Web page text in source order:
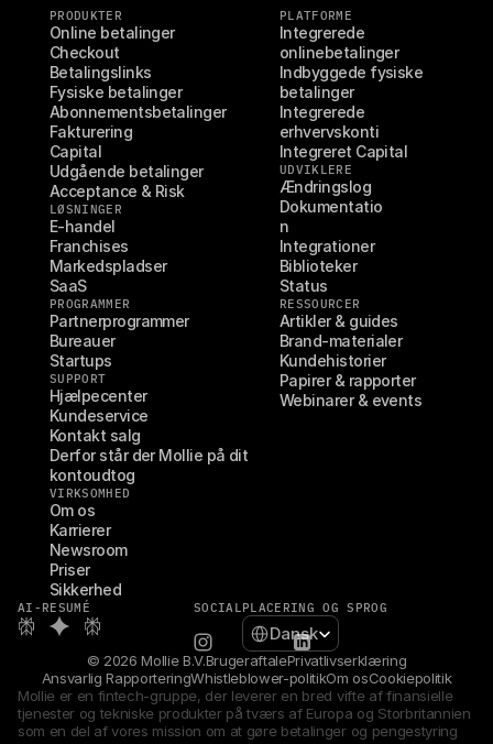
PRODUKTER
Online betalinger
Checkout
Betalingslinks
Fysiske betalinger
Abonnementsbetalinger
Fakturering
Capital
Udgående betalinger
Acceptance & Risk
LØSNINGER
E-handel
Franchises
Markedspladser
SaaS
PROGRAMMER
Partnerprogrammer
Bureauer
Startups
SUPPORT
Hjælpecenter
Kundeservice
Kontakt salg
Derfor står der Mollie på dit
kontoudtog
VIRKSOMHED
Om os
Karrierer
Newsroom
Priser
Sikkerhed
PLATFORME
Integrerede
onlinebetalinger
Indbyggede fysiske
betalinger
Integrerede
erhvervskonti
Integreret Capital
UDVIKLERE
Ændringslog
Dokumentatio
n
Integrationer
Biblioteker
Status
RESSOURCER
Artikler & guides
Brand-materialer
Kundehistorier
Papirer & rapporter
Webinarer & events
AI-RESUMÉ SOCIALPLACERING OG SPROG
Select Language
Dansk
© 2026 Mollie B.V.BrugeraftalePrivatlivserklæring
Ansvarlig RapporteringWhistleblower-politikOm osCookiepolitik
Mollie er en fintech-gruppe, der leverer en bred vifte af finansielle
tjenester og tekniske produkter på tværs af Europa og Storbritannien
som en del af vores mission om at gøre betalinger og pengestyring